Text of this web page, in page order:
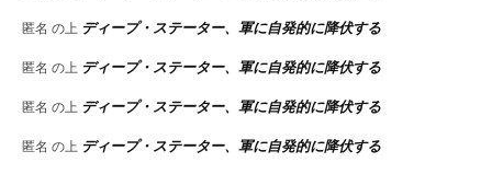
匿名 の上 ディープ・ステーター、軍に自発的に降伏する
匿名 の上 ディープ・ステーター、軍に自発的に降伏する
匿名 の上 ディープ・ステーター、軍に自発的に降伏する
匿名 の上 ディープ・ステーター、軍に自発的に降伏する